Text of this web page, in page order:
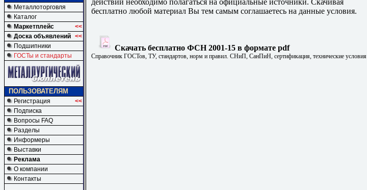
Металлоторговля
Каталог
Маркетплейс
<<
Доска объявлений <<
Подшипники
ГОСТы и стандарты
ПОЛЬЗОВАТЕЛЯМ
Регистрация
<<
Подписка
Вопросы FAQ
Разделы
Информеры
Выставки
Реклама
О компании
Контакты
бесплатно любой материал Вы тем самым соглашаетесь на данные условия.
Скачать бесплатно ФСН 2001-15 в формате pdf
Справочник ГОСТов, ТУ, стандартов, норм и правил. СНиП, СанПиН, сертификация, технические условия